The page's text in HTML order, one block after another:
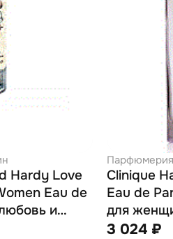
Hardy Love
Eau de
и
Clinique
Eau de
для
вода 30 мл
3 024 ₽